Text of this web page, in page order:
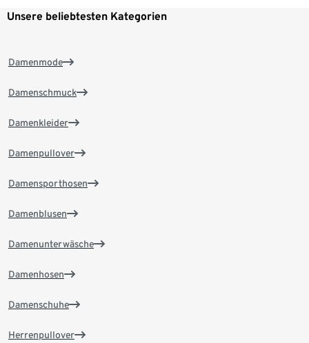
Unsere beliebtesten Kategorien
Damenmode
Damenschmuck
Damenkleider
Damenpullover
Damensporthosen
Damenblusen
Damenunterwäsche
Damenhosen
Damenschuhe
Herrenpullover